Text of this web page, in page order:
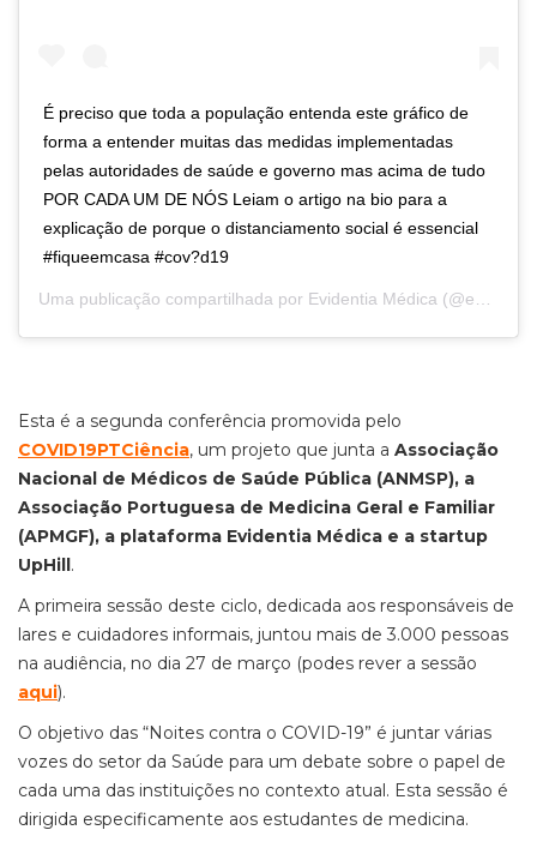
É preciso que toda a população entenda este gráfico de
forma a entender muitas das medidas implementadas
pelas autoridades de saúde e governo mas acima de tudo
POR CADA UM DE NÓS Leiam o artigo na bio para a
explicação de porque o distanciamento social é essencial
#fiqueemcasa #cov?d19
Uma publicação compartilhada por Evidentia Médica (@evidentiamedica) em
Esta é a segunda conferência promovida pelo
COVID19PTCiência, um projeto que junta a Associação
Nacional de Médicos de Saúde Pública (ANMSP), a
Associação Portuguesa de Medicina Geral e Familiar
(APMGF), a plataforma Evidentia Médica e a startup
UpHill .
A primeira sessão deste ciclo, dedicada aos responsáveis de
lares e cuidadores informais, juntou mais de 3.000 pessoas
na audiência, no dia 27 de março (podes rever a sessão
aqui).
O objetivo das “Noites contra o COVID-19” é juntar várias
vozes do setor da Saúde para um debate sobre o papel de
cada uma das instituições no contexto atual. Esta sessão é
dirigida especificamente aos estudantes de medicina.